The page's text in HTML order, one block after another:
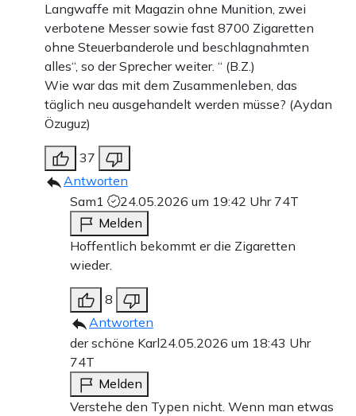
Langwaffe mit Magazin ohne Munition, zwei
verbotene Messer sowie fast 8700 Zigaretten
ohne Steuerbanderole und beschlagnahmten
alles“, so der Sprecher weiter. “ (B.Z.)
Wie war das mit dem Zusammenleben, das
täglich neu ausgehandelt werden müsse? (Aydan
Özuguz)
37
Antworten
Sam1
24.05.2026 um 19:42 Uhr 74T
Melden
Hoffentlich bekommt er die Zigaretten
wieder.
8
Antworten
der schöne Karl24.05.2026 um 18:43 Uhr
74T
Melden
Verstehe den Typen nicht. Wenn man etwas